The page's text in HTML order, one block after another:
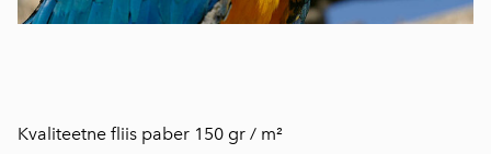
Kvaliteetne fliis paber 150 gr / m²